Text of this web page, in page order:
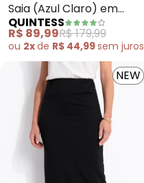
Saia (Azul Claro) em
Tecido Alfaiataria de
Viscose
QUINTESS
R$ 89,99R$ 179,99
ou 2xde R$ 44,99sem juros
NEW